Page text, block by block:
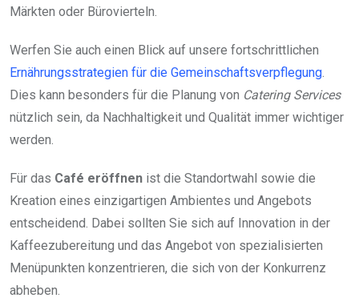
Märkten oder Bürovierteln.
Werfen Sie auch einen Blick auf unsere fortschrittlichen
Ernährungsstrategien für die Gemeinschaftsverpflegung
Dies kann besonders für die Planung von Catering Services
nützlich sein, da Nachhaltigkeit und Qualität immer wichtiger
werden.
Für das Café eröffnen ist die Standortwahl sowie die
Kreation eines einzigartigen Ambientes und Angebots
entscheidend. Dabei sollten Sie sich auf Innovation in der
Kaffeezubereitung und das Angebot von spezialisierten
Menüpunkten konzentrieren, die sich von der Konkurrenz
abheben.